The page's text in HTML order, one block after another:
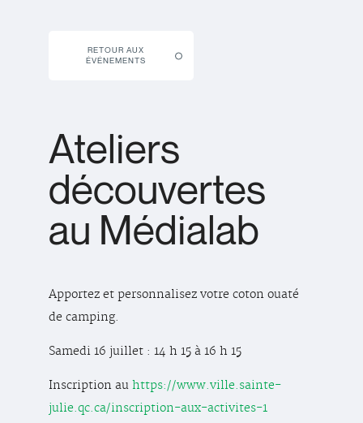
RETOUR AUX
ÉVÉNEMENTS
Ateliers
découvertes
au Médialab
Apportez et personnalisez votre coton ouaté
de camping.
Samedi 16 juillet : 14 h 15 à 16 h 15
Inscription au https://www.ville.sainte-
julie.qc.ca/inscription-aux-activites-1